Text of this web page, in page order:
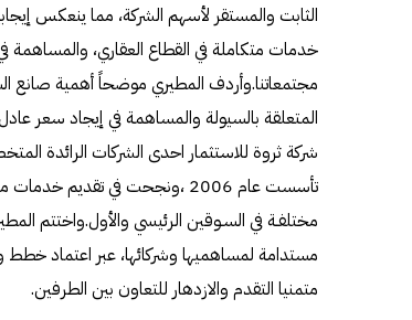
الثابت والمستقر لأسهم الشركة، مما ينعكس
خدمات متكاملة في القطاع العقاري، والمساهمة في
مجتمعاتنا.وأردف المطيري موضحاً أهمية صانع
المتعلقة بالسيولة والمساهمة في إيجاد سعر عادل
شركة ثروة للاستثمار احدى الشركات الرائدة
تأسست عام 2006 ،ونجحت في
مختلفـة في السـوقين الرئيسي والأول.واختتم
مستدامة لمساهميها وشركائها، عبر اعتماد خطط
متمنيا التقدم والازدهار للتعاون بين الطرفين.